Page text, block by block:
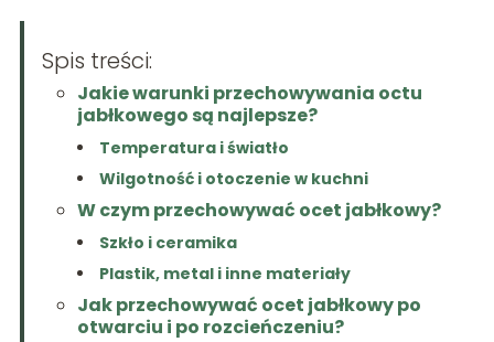
Spis treści:
Jakie warunki przechowywania octu
jabłkowego są najlepsze?
Temperatura i światło
Wilgotność i otoczenie w kuchni
W czym przechowywać ocet jabłkowy?
Szkło i ceramika
Plastik, metal i inne materiały
Jak przechowywać ocet jabłkowy po
otwarciu i po rozcieńczeniu?